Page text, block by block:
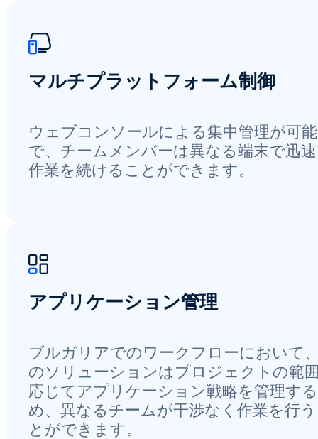
マルチプラットフォーム制御
ウェブコンソールによる集中管理が可能
で、チームメンバーは異なる端末で迅
作業を続けることができます。
アプリケーション管理
ブルガリアでのワークフローにおいて
のソリューションはプロジェクトの範
応じてアプリケーション戦略を管理す
め、異なるチームが干渉なく作業を行
とができます。